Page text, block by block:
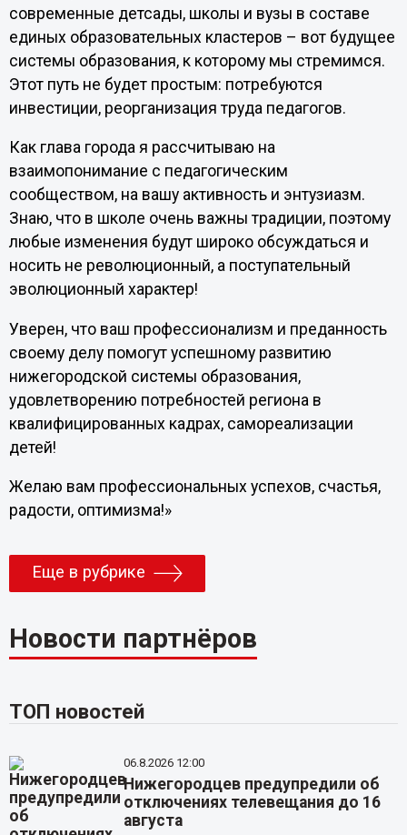
современные детсады, школы и вузы в составе
единых образовательных кластеров – вот будущее
системы образования, к которому мы стремимся.
Этот путь не будет простым: потребуются
инвестиции, реорганизация труда педагогов.
Как глава города я рассчитываю на
взаимопонимание с педагогическим
сообществом, на вашу активность и энтузиазм.
Знаю, что в школе очень важны традиции, поэтому
любые изменения будут широко обсуждаться и
носить не революционный, а поступательный
эволюционный характер!
Уверен, что ваш профессионализм и преданность
своему делу помогут успешному развитию
нижегородской системы образования,
удовлетворению потребностей региона в
квалифицированных кадрах, самореализации
детей!
Желаю вам профессиональных успехов, счастья,
радости, оптимизма!»
Еще в рубрике
Новости партнёров
ТОП новостей
06.8.2026 12:00
Нижегородцев предупредили об
отключениях телевещания до 16
августа